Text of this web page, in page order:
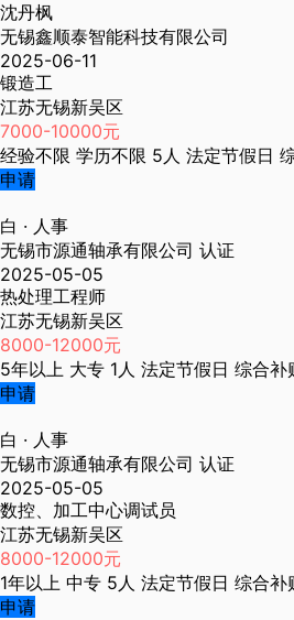
沈丹枫
无锡鑫顺泰智能科技有限公司
2025-06-11
锻造工
江苏无锡新吴区
7000-10000元
经验不限 学历不限 5人 法定节假日
申请
白 · 人事
无锡市源通轴承有限公司 认证
2025-05-05
热处理工程师
江苏无锡新吴区
8000-12000元
5年以上 大专 1人 法定节假日 综合补
申请
白 · 人事
无锡市源通轴承有限公司 认证
2025-05-05
数控、加工中心调试员
江苏无锡新吴区
8000-12000元
1年以上 中专 5人 法定节假日 综合补
申请